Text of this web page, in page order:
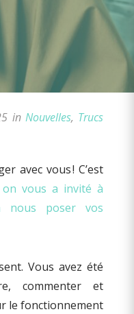
in Nouvelles, Trucs
avec vous ! C’est
on vous a invité à
nous poser vos
Vous avez été
commenter et
le fonctionnement